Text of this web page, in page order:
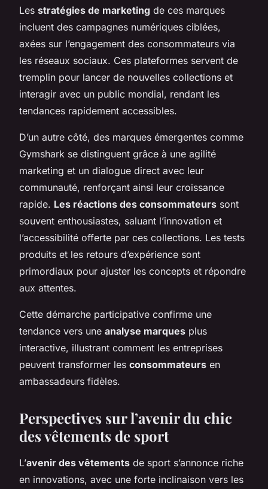
Les stratégies de marketing de ces marques
incluent des campagnes numériques ciblées,
axées sur l’engagement des consommateurs via
les réseaux sociaux. Ces plateformes servent de
tremplin pour lancer de nouvelles collections et
interagir avec un public mondial, rendant les
tendances rapidement accessibles.
D’un autre côté, des marques émergentes comme
Gymshark se distinguent grâce à une agilité
marketing et un dialogue direct avec leur
communauté, renforçant ainsi leur croissance
rapide. Les réactions des consommateurs sont
souvent enthousiastes, saluant l’innovation et
l’accessibilité offerte par ces collections. Les tests
produits et les retours d’expérience sont
primordiaux pour ajuster les concepts et répondre
aux attentes.
Cette démarche participative confirme une
tendance vers une analyse marques plus
interactive, illustrant comment les entreprises
peuvent transformer les consommateurs en
ambassadeurs fidèles.
Perspectives sur l’avenir du chic
des vêtements de sport
L’avenir des vêtements de sport s’annonce riche
en innovations, avec une forte inclinaison vers les